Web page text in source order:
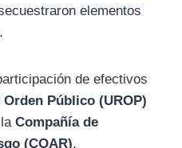
elementos
de efectivos
Público (UROP)
Compañía de
(COAR).